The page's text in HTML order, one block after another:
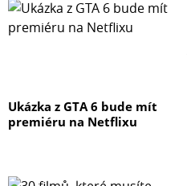
Ukázka z GTA 6 bude mít
premiéru na Netflixu